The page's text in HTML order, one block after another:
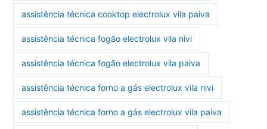
assistência técnica cooktop electrolux vila paiva
assistência técnica fogão electrolux vila nivi
assistência técnica fogão electrolux vila paiva
assistência técnica forno a gás electrolux vila nivi
assistência técnica forno a gás electrolux vila paiva